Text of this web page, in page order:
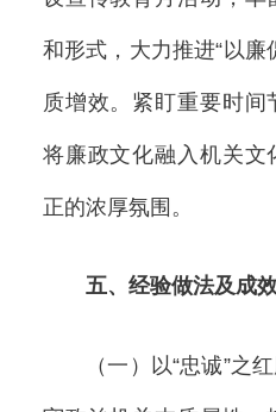
和形式，大力推进“以廉
质增效。紧盯重要时间
将廉政文化融入机关文
正的浓厚氛围。
五、经验做法及成
（一）以“忠诚”之红